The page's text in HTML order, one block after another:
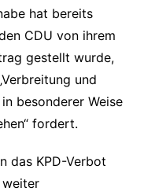
hat bereits
CDU von ihrem
gestellt wurde,
und
besonderer Weise
fordert.
das KPD-Verbot
weiter